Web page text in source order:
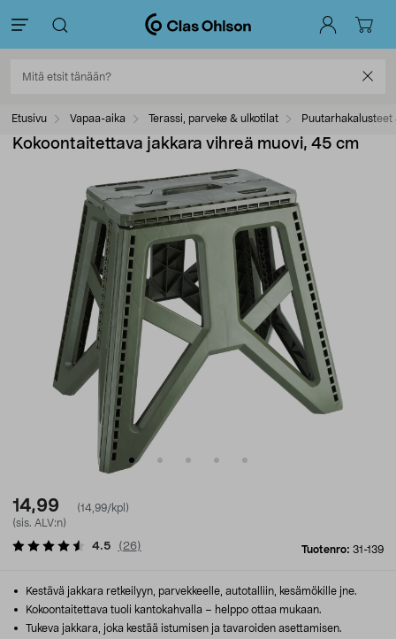
Etusivu Vapaa-aika Terassi, parveke & ulkotilat Puutarhakalusteet
Kokoontaitettava jakkara vihreä muovi, 45 cm
14,99
(14,99/kpl)
(sis. ALV:n)
Tuotenro: 31-139
4.5 ( 26)
Kestävä jakkara retkeilyyn, parvekkeelle, autotalliin, kesämökille jne.
Kokoontaitettava tuoli kantokahvalla – helppo ottaa mukaan.
Tukeva jakkara, joka kestää istumisen ja tavaroiden asettamisen.